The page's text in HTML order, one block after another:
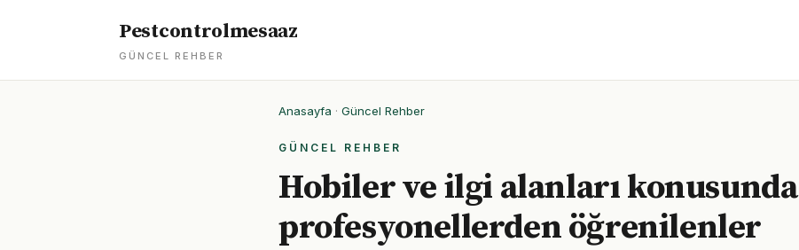
Pestcontrolmesaaz
GÜNCEL REHBER
Anasayfa · Güncel Rehber
GÜNCEL REHBER
Hobiler ve ilgi alanları konusunda
profesyonellerden öğrenilenler